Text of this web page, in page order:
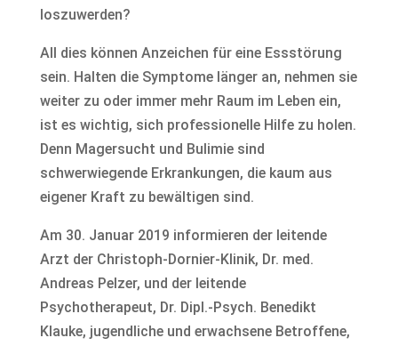
loszuwerden?
All dies können Anzeichen für eine Essstörung
sein. Halten die Symptome länger an, nehmen sie
weiter zu oder immer mehr Raum im Leben ein,
ist es wichtig, sich professionelle Hilfe zu holen.
Denn Magersucht und Bulimie sind
schwerwiegende Erkrankungen, die kaum aus
eigener Kraft zu bewältigen sind.
Am 30. Januar 2019 informieren der leitende
Arzt der Christoph-Dornier-Klinik, Dr. med.
Andreas Pelzer, und der leitende
Psychotherapeut, Dr. Dipl.-Psych. Benedikt
Klauke, jugendliche und erwachsene Betroffene,